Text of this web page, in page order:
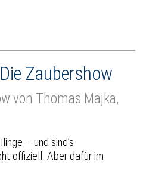
Zaubershow
von Thomas Majka,
– und sind’s
offiziell. Aber dafür im